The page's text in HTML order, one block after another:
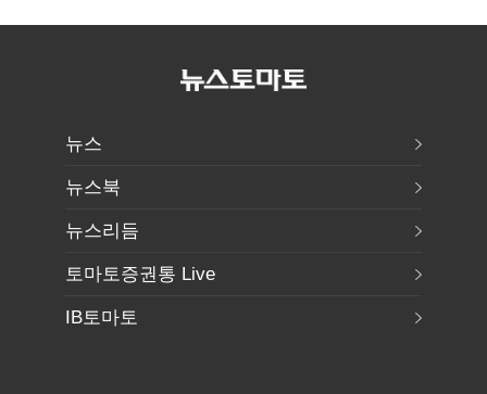
뉴스
뉴스북
뉴스리듬
토마토증권통 Live
IB토마토